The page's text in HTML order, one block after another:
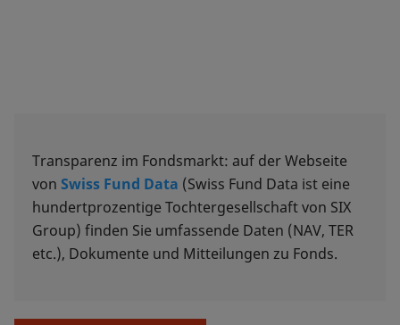
Transparenz im Fondsmarkt: auf der Webseite
von Swiss Fund Data (Swiss Fund Data ist eine
hundertprozentige Tochtergesellschaft von SIX
Group) finden Sie umfassende Daten (NAV, TER
etc.), Dokumente und Mitteilungen zu Fonds.